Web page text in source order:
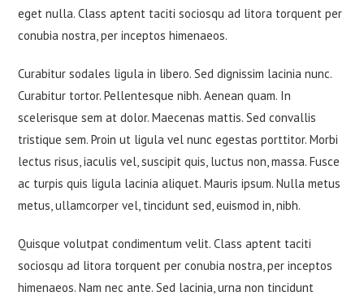
eget nulla. Class aptent taciti sociosqu ad litora torquent per
conubia nostra, per inceptos himenaeos.
Curabitur sodales ligula in libero. Sed dignissim lacinia nunc.
Curabitur tortor. Pellentesque nibh. Aenean quam. In
scelerisque sem at dolor. Maecenas mattis. Sed convallis
tristique sem. Proin ut ligula vel nunc egestas porttitor. Morbi
lectus risus, iaculis vel, suscipit quis, luctus non, massa. Fusce
ac turpis quis ligula lacinia aliquet. Mauris ipsum. Nulla metus
metus, ullamcorper vel, tincidunt sed, euismod in, nibh.
Quisque volutpat condimentum velit. Class aptent taciti
sociosqu ad litora torquent per conubia nostra, per inceptos
himenaeos. Nam nec ante. Sed lacinia, urna non tincidunt